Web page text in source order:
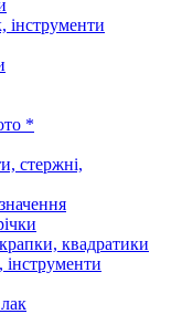
інструменти
*
стержні,
квадратики
інструменти